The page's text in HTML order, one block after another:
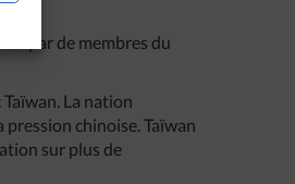
par de membres du
La nation
pression chinoise. Taïwan
sur plus de